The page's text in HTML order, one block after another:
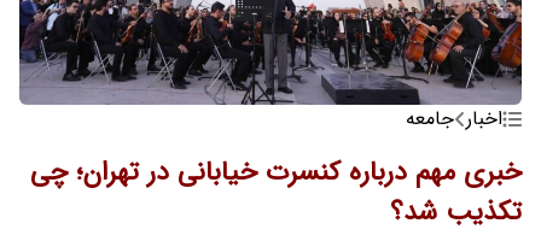
اخبار جامعه
خبری مهم درباره کنسرت خیابانی در تهران؛ چی
تکذیب شد؟